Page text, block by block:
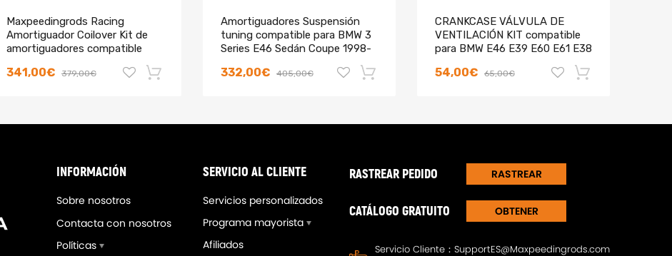
Maxpeedingrods Racing
Amortiguador Coilover Kit de
amortiguadores compatible
para BMW 3 (E36) sedán de 4
puertas 1990-1998
341,00€ 379,00€
Amortiguadores Suspensión
tuning compatible para BMW 3
Series E46 Sedán Coupe 1998-
332,00€ 405,00€
CRANKCASE VÁLVULA DE
VENTILACIÓN KIT compatible
para BMW E46 E39 E60 E61 E38
54,00€ 65,00€
-18% -18% -18%
INFORMACIÓN
Sobre nosotros
Contacta con nosotros
Políticas
SERVICIO AL CLIENTE
Servicios personalizados
Programa mayorista
Afiliados
RASTREAR PEDIDO RASTREAR
CATÁLOGO GRATUITO
OBTENER
Servicio Cliente： SupportES@Maxpeedingrods.com